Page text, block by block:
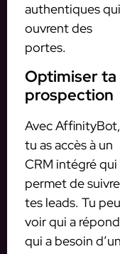
authentiques qui
ouvrent des
portes.
Optimiser ta
prospection
Avec AffinityBot,
tu as accès à un
CRM intégré
permet de suivre
tes leads. Tu
voir qui a
qui a besoin d’un